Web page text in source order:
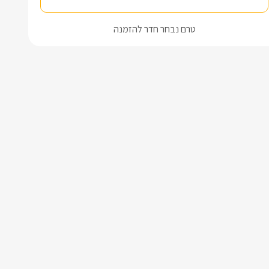
טרם נבחר חדר להזמנה